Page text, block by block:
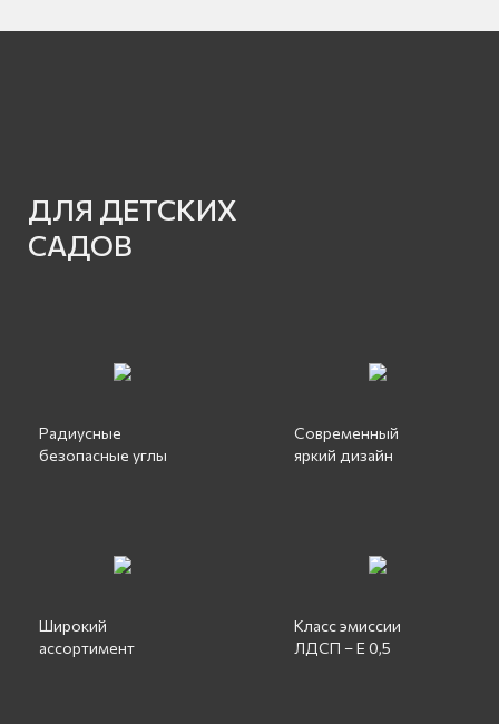
ДЛЯ ДЕТСКИХ
САДОВ
Радиусные
безопасные углы
Современный
яркий дизайн
Широкий
ассортимент
Класс эмиссии
ЛДСП – Е 0,5